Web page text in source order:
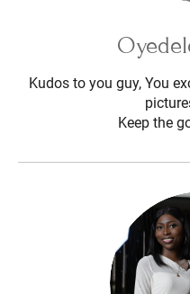
Kudos to you guy, You
Keep the